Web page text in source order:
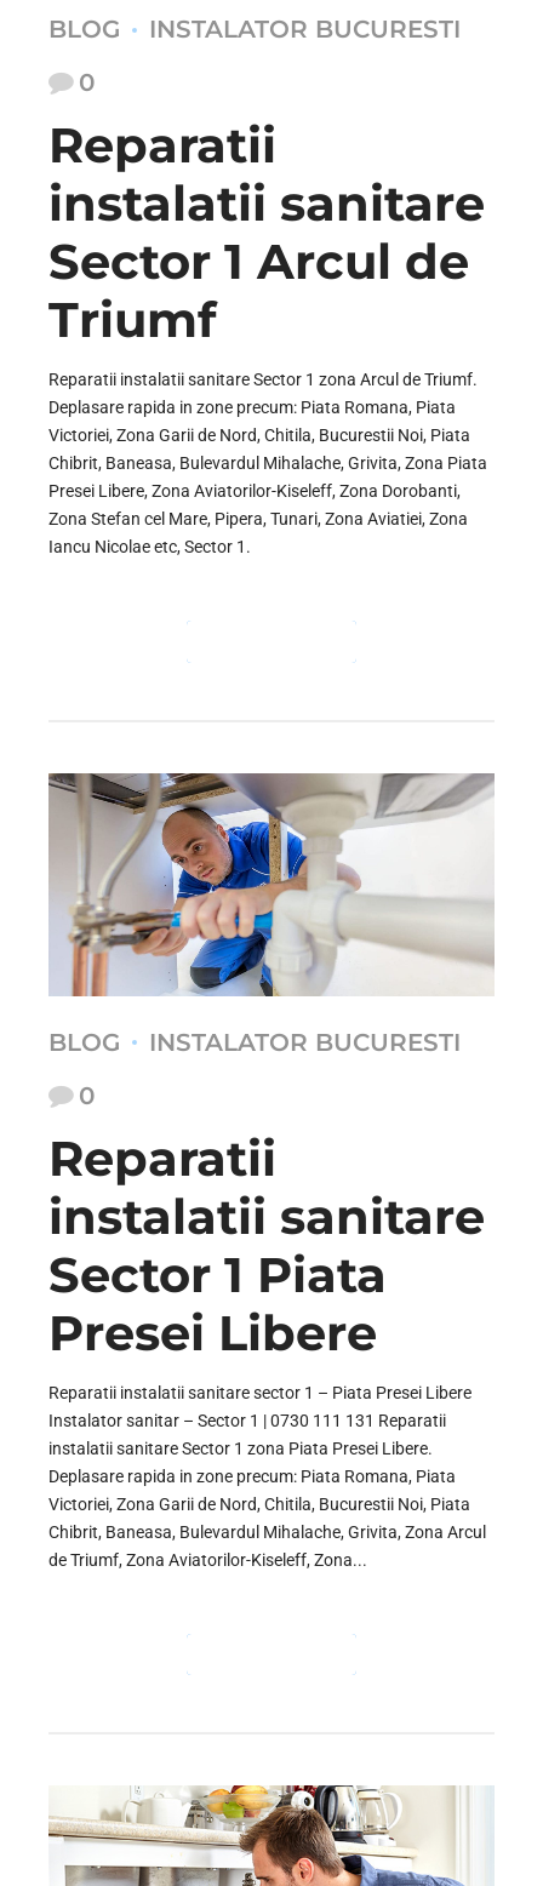
BLOG
INSTALATOR BUCURESTI
0
Reparatii
instalatii sanitare
Sector 1 Arcul de
Triumf
Reparatii instalatii sanitare Sector 1 zona Arcul de Triumf.
Deplasare rapida in zone precum: Piata Romana, Piata
Victoriei, Zona Garii de Nord, Chitila, Bucurestii Noi, Piata
Chibrit, Baneasa, Bulevardul Mihalache, Grivita, Zona Piata
Presei Libere, Zona Aviatorilor-Kiseleff, Zona Dorobanti,
Zona Stefan cel Mare, Pipera, Tunari, Zona Aviatiei, Zona
Iancu Nicolae etc, Sector 1.
BLOG
INSTALATOR BUCURESTI
0
Reparatii
instalatii sanitare
Sector 1 Piata
Presei Libere
Reparatii instalatii sanitare sector 1 – Piata Presei Libere
Instalator sanitar – Sector 1 | 0730 111 131 Reparatii
instalatii sanitare Sector 1 zona Piata Presei Libere.
Deplasare rapida in zone precum: Piata Romana, Piata
Victoriei, Zona Garii de Nord, Chitila, Bucurestii Noi, Piata
Chibrit, Baneasa, Bulevardul Mihalache, Grivita, Zona Arcul
de Triumf, Zona Aviatorilor-Kiseleff, Zona...